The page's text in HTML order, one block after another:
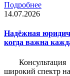
Подробнее
14.07.2026
Надёжная
когда важна
широкий спектр